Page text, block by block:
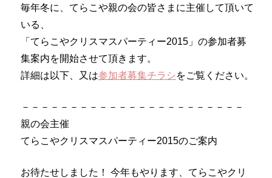
毎年冬に、てらこや親の会の皆さまに主催して頂いて
いる、
「てらこやクリスマスパーティー2015」の参加者募
集案内を開始させて頂きます。
詳細は以下、又は参加者募集チラシをご覧ください。
－－－－－－－－－－－－－－－－－－－－－－－
親の会主催
てらこやクリスマスパーティー2015のご案内
お待たせしました！ 今年もやります、てらこやクリ